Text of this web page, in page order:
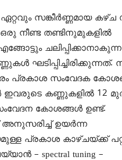
സങ്കീർണ്ണമായ കഴ്ച
നീണ്ട തണ്ടിനുമുകളിൽ
ചലിപ്പിക്കാനാകുന്ന
ഘടിപ്പിച്ചിരിക്കുന്നത്.
പ്രകാശ സംവേദക
ഇവരുടെ കണ്ണുകളിൽ 12
കോശങ്ങൾ ഉണ്ട്.
ഉയർന്ന
പ്രകാശ കാഴ്ചയ്ക്ക്
– spectral tuning –